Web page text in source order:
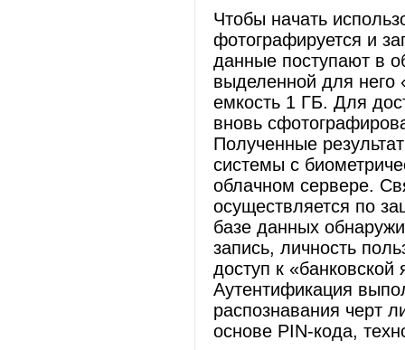
Чтобы начать
фотографируется и
данные поступают в
выделенной для него
емкость 1 ГБ. Для
вновь
Полученные
системы с
облачном сервере.
осуществляется по
базе данных
запись, личность
доступ к
Аутентификация
распознавания черт
основе PIN-кода,